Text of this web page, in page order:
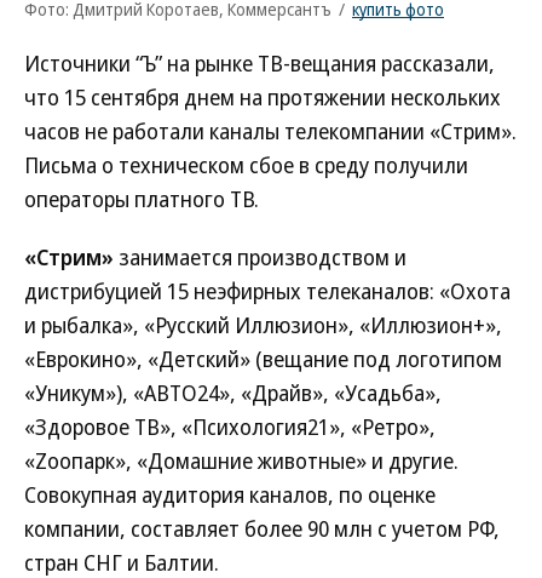
Фото: Дмитрий Коротаев, Коммерсантъ / купить фото
Источники “Ъ” на рынке ТВ-вещания рассказали,
что 15 сентября днем на протяжении нескольких
часов не работали каналы телекомпании «Стрим».
Письма о техническом сбое в среду получили
операторы платного ТВ.
«Стрим» занимается производством и
дистрибуцией 15 неэфирных телеканалов: «Охота
и рыбалка», «Русский Иллюзион», «Иллюзион+»,
«Еврокино», «Детский» (вещание под логотипом
«Уникум»), «АВТО24», «Драйв», «Усадьба»,
«Здоровое ТВ», «Психология21», «Ретро»,
«Zooпарк», «Домашние животные» и другие.
Совокупная аудитория каналов, по оценке
компании, составляет более 90 млн с учетом РФ,
стран СНГ и Балтии.